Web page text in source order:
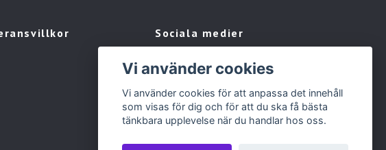
Sociala medier
Facebook
Vi använder cookies
Vi använder cookies för att anpassa det innehåll
som visas för dig och för att du ska få bästa
tänkbara upplevelse när du handlar hos oss.